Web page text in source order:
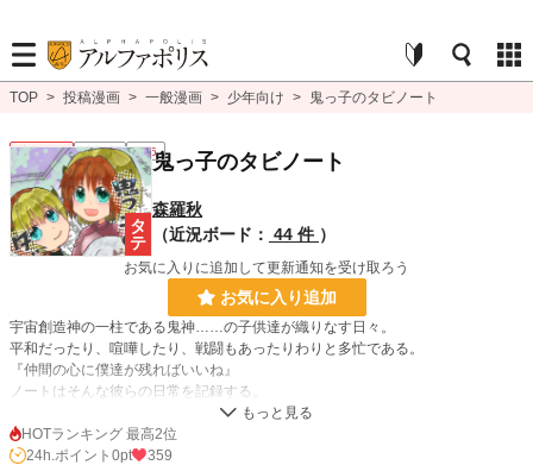
TOP > 投稿漫画 > 一般漫画 > 少年向け > 鬼っ子のタビノート
少年向け 連載中 R15鬼っ子のタビノート
森羅秋
（近況ボード： 44 件 ）
お気に入りに追加して更新通知を受け取ろう
お気に入り追加
宇宙創造神の一柱である鬼神……の子供達が織りなす日々。
平和だったり、喧嘩したり、戦闘もあったりわりと多忙である。
『仲間の心に僕達が残ればいいね』
ノートはそんな彼らの日常を記録する。
HOTランキング 最高2位
24h.ポイント 0pt
359